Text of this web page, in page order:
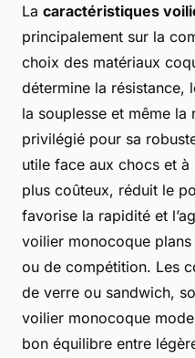
La caractéristiques
principalement sur la
choix des matériaux
détermine la résistance,
la souplesse et même la
privilégié pour sa
utile face aux chocs et
plus coûteux, réduit le
favorise la rapidité et
voilier monocoque
ou de compétition. Les
de verre ou sandwich,
voilier monocoque
bon équilibre entre